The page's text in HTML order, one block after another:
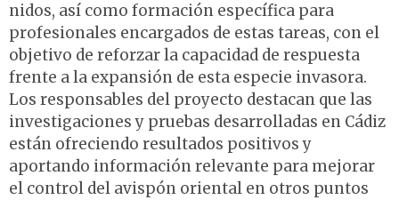
nidos, así como formación específica para
profesionales encargados de estas tareas, con el
objetivo de reforzar la capacidad de respuesta
frente a la expansión de esta especie invasora.
Los responsables del proyecto destacan que las
investigaciones y pruebas desarrolladas en Cádiz
están ofreciendo resultados positivos y
aportando información relevante para mejorar
el control del avispón oriental en otros puntos